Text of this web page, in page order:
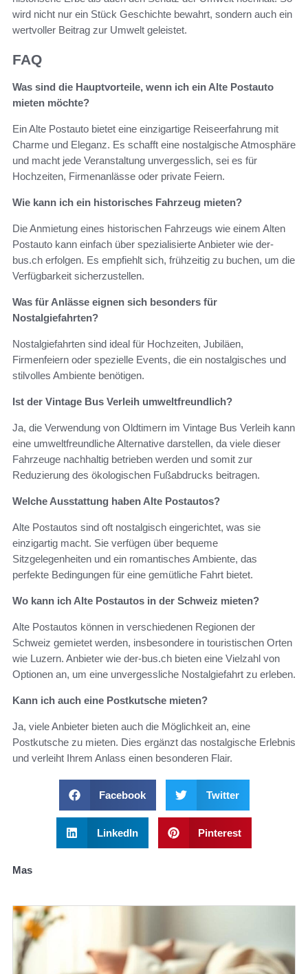
wird nicht nur ein Stück Geschichte bewahrt, sondern auch ein
wertvoller Beitrag zur Umwelt geleistet.
FAQ
Was sind die Hauptvorteile, wenn ich ein Alte Postauto
mieten möchte?
Ein Alte Postauto bietet eine einzigartige Reiseerfahrung mit
Charme und Eleganz. Es schafft eine nostalgische Atmosphäre
und macht jede Veranstaltung unvergesslich, sei es für
Hochzeiten, Firmenanlässe oder private Feiern.
Wie kann ich ein historisches Fahrzeug mieten?
Die Anmietung eines historischen Fahrzeugs wie einem Alten
Postauto kann einfach über spezialisierte Anbieter wie der-
bus.ch erfolgen. Es empfiehlt sich, frühzeitig zu buchen, um die
Verfügbarkeit sicherzustellen.
Was für Anlässe eignen sich besonders für
Nostalgiefahrten?
Nostalgiefahrten sind ideal für Hochzeiten, Jubiläen,
Firmenfeiern oder spezielle Events, die ein nostalgisches und
stilvolles Ambiente benötigen.
Ist der Vintage Bus Verleih umweltfreundlich?
Ja, die Verwendung von Oldtimern im Vintage Bus Verleih kann
eine umweltfreundliche Alternative darstellen, da viele dieser
Fahrzeuge nachhaltig betrieben werden und somit zur
Reduzierung des ökologischen Fußabdrucks beitragen.
Welche Ausstattung haben Alte Postautos?
Alte Postautos sind oft nostalgisch eingerichtet, was sie
einzigartig macht. Sie verfügen über bequeme
Sitzgelegenheiten und ein romantisches Ambiente, das
perfekte Bedingungen für eine gemütliche Fahrt bietet.
Wo kann ich Alte Postautos in der Schweiz mieten?
Alte Postautos können in verschiedenen Regionen der
Schweiz gemietet werden, insbesondere in touristischen Orten
wie Luzern. Anbieter wie der-bus.ch bieten eine Vielzahl von
Optionen an, um eine unvergessliche Nostalgiefahrt zu erleben.
Kann ich auch eine Postkutsche mieten?
Ja, viele Anbieter bieten auch die Möglichkeit an, eine
Postkutsche zu mieten. Dies ergänzt das nostalgische Erlebnis
und verleiht Ihrem Anlass einen besonderen Flair.
Facebook Twitter
LinkedIn Pinterest
Mas